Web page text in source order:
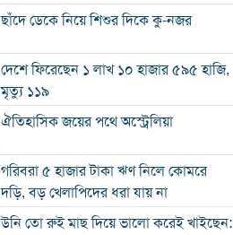
ছাঁদে ডেকে নিয়ে শিশুর দিকে কু-নজর
দেশে ফিরেছেন ১ লাখ ১০ হাজার ৫৯৫ হাজি,
মৃত্যু ১১৯
ঐতিহাসিক জয়ের পথে অস্ট্রেলিয়া
গরিবরা ৫ হাজার টাকা ঋণ নিলে কোমরে
দড়ি, বড় খেলাপিদের ধরা যায় না
উনি তো রুই মাছ দিয়ে ভালো করেই খাইছেন: